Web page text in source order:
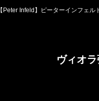
【Peter Infeld】 ピーターインフェル
ヴィオ